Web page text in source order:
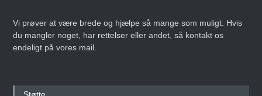
Vi prøver at være brede og hjælpe så mange som muligt. Hvis
du mangler noget, har rettelser eller andet, så kontakt os
endeligt på vores mail.
Støtte